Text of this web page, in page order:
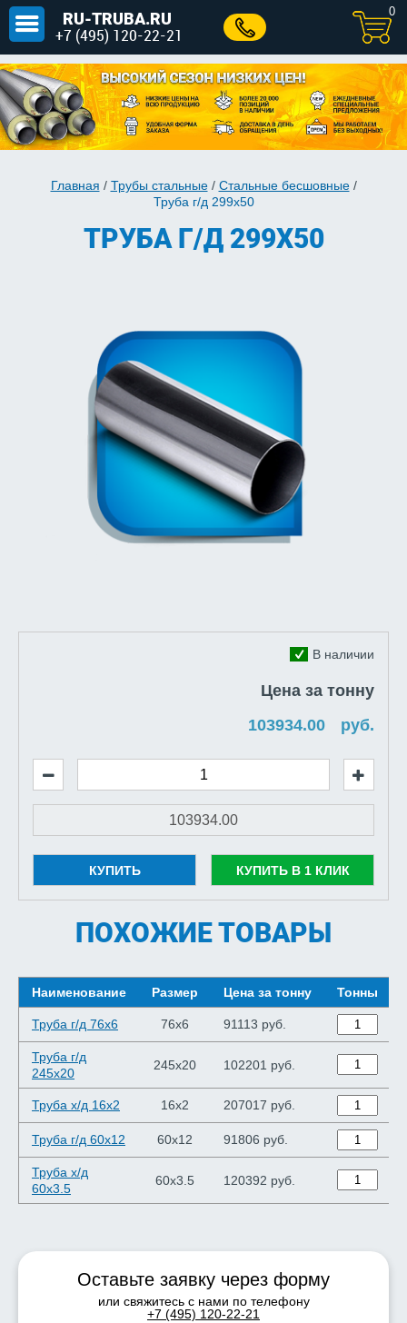
RU-TRUBA.RU
+7 (495) 120-22-21
0
Главная / Трубы стальные/ Стальные бесшовные/
Труба г/д 299x50
ТРУБА Г/Д 299X50
В наличии
Цена за тонну
руб.
КУПИТЬ КУПИТЬ В 1 КЛИК
ПОХОЖИЕ ТОВАРЫ
Наименование Размер Цена за тонну Тонны
Труба г/д 76x6 76x6 91113 руб.
Труба г/д
245x20
245x20 102201 руб.
Труба х/д 16x2 16x2 207017 руб.
Труба г/д 60x12 60x12 91806 руб.
Труба х/д
60x3.5
60x3.5 120392 руб.
Оставьте заявку через форму
или свяжитесь с нами по телефону
+7 (495) 120-22-21